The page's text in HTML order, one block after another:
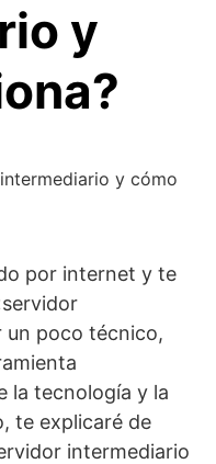
y
y cómo
por internet y te
un poco técnico,
la tecnología y la
te explicaré de
intermediario